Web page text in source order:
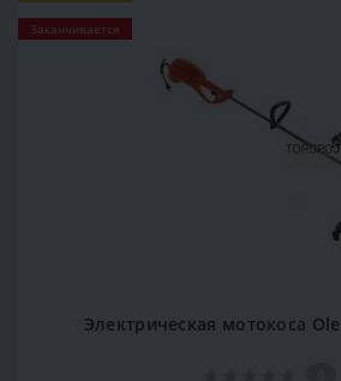
Заканчивается
Электрическая мотокоса